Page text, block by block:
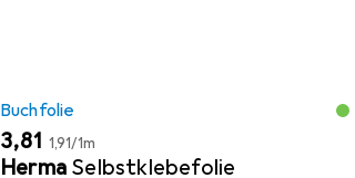
Buchfolie
EUR
3,81 EUR
1,91/1m
Herma Selbstklebefolie